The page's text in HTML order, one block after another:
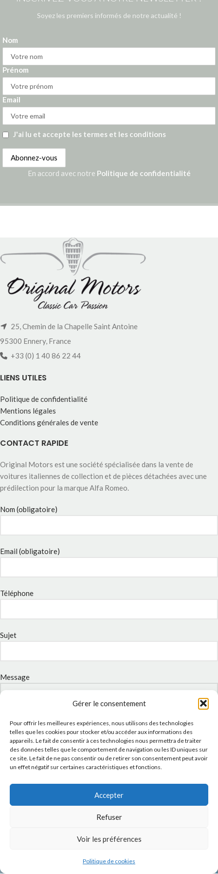
Gérer le consentement
Pour offrir les meilleures expériences, nous utilisons des technologies
telles que les cookies pour stocker et/ou accéder aux informations des
appareils. Le fait de consentir à ces technologies nous permettra de traiter
des données telles que le comportement de navigation ou les ID uniques sur
ce site. Le fait de ne pas consentir ou de retirer son consentement peut avoir
un effet négatif sur certaines caractéristiques et fonctions.
Accepter
Refuser
Voir les préférences
Politique de cookies
Soyez les premiers informés de notre actualité !
Nom
Prénom
Email
J'ai lu et accepte les termes et les conditions
En accord avec notre Politique de confidentialité
25, Chemin de la Chapelle Saint Antoine
95300 Ennery, France
+33 (0) 1 40 86 22 44
LIENS UTILES
Politique de confidentialité
Mentions légales
Conditions générales de vente
CONTACT RAPIDE
Original Motors est une société spécialisée dans la vente de
voitures italiennes de collection et de pièces détachées avec une
prédilection pour la marque Alfa Romeo.
Nom (obligatoire)
Email (obligatoire)
Téléphone
Sujet
Message
Politique de confidentialité